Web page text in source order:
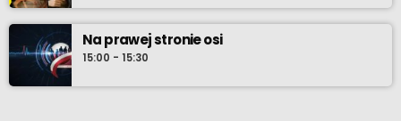
Na prawej stronie osi
15:00 - 15:30